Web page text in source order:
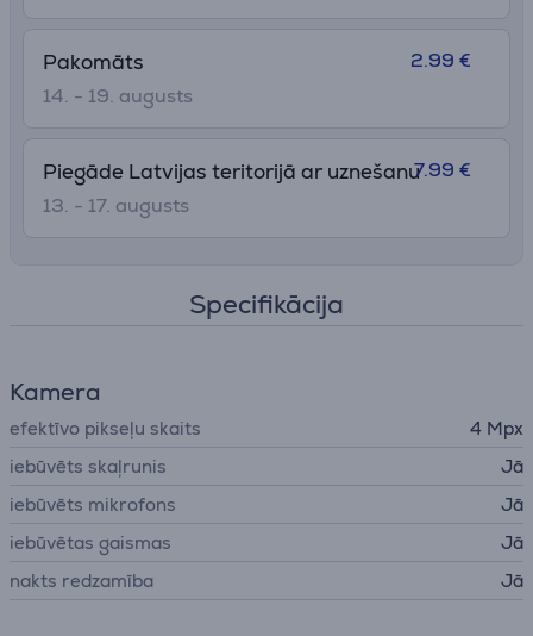
Pakomāts
14. - 19. augusts
2.99 €
Piegāde Latvijas teritorijā ar uznešanu
13. - 17. augusts
7.99 €
Specifikācija
Kamera
efektīvo pikseļu skaits
4 Mpx
iebūvēts skaļrunis
Jā
iebūvēts mikrofons
Jā
iebūvētas gaismas
Jā
nakts redzamība
Jā